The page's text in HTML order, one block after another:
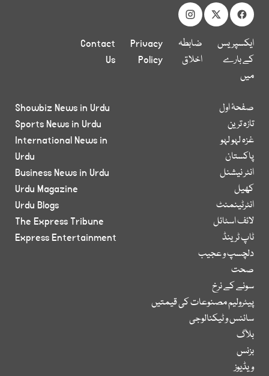
ایکسپریس
کے بارے
میں
ضابطہ
اخلاق
Privacy
Policy
Contact
Us
صفحۂ اول
تازہ ترین
غزہ لہو لہو
پاکستان
انٹر نیشنل
کھیل
انٹرٹینمنٹ
لائف اسٹائل
ٹاپ ٹرینڈ
دلچسپ و عجیب
صحت
سونے کے نرخ
پیٹرولیم مصنوعات کی قیمتیں
سائنس و ٹیکنالوجی
بلاگ
بزنس
ویڈیوز
Showbiz News in Urdu
Sports News in Urdu
International News in
Urdu
Business News in Urdu
Urdu Magazine
Urdu Blogs
The Express Tribune
Express Entertainment